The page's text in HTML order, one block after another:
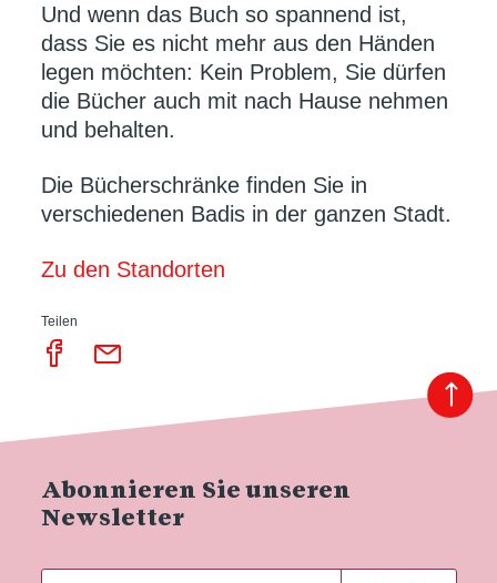
Und wenn das Buch so spannend ist,
dass Sie es nicht mehr aus den Händen
legen möchten: Kein Problem, Sie dürfen
die Bücher auch mit nach Hause nehmen
und behalten.
Die Bücherschränke finden Sie in
verschiedenen Badis in der ganzen Stadt.
Zu den Standorten
Teilen
Abonnieren Sie unseren
Newsletter